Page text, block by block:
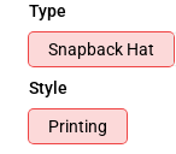
Type
Snapback Hat
Style
Printing